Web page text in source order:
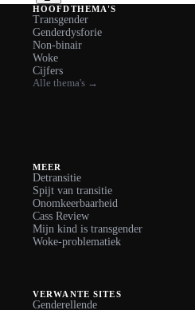
LinkedIn
WhatsApp
HOOFDTHEMA'S
Transgender
Genderdysforie
Non-binair
Woke
Cijfers
Alle thema's →
MEER
Detransitie
Spijt van transitie
Onomkeerbaarheid
Cass Review
Mijn kind is transgender
Woke-problematiek
VERWANTE SITES
Genderellende